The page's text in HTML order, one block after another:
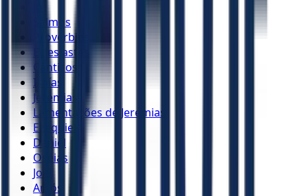
Salmos
Provérbios
Eclesiastes
Cânticos
Isaías
Jeremias
Lamentações de Jeremias
Ezequiel
Daniel
Oséias
Joel
Amós